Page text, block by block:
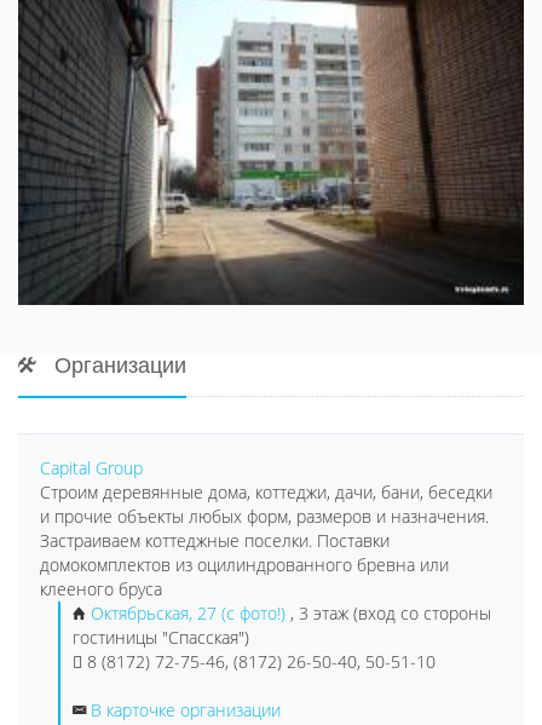
Организации
Capital Group
Строим деревянные дома, коттеджи, дачи, бани, беседки
и прочие объекты любых форм, размеров и назначения.
Застраиваем коттеджные поселки. Поставки
домокомплектов из оцилиндрованного бревна или
клееного бруса
Октябрьская, 27 (с фото!) , 3 этаж (вход со стороны
гостиницы "Спасская")
8 (8172) 72-75-46, (8172) 26-50-40, 50-51-10
В карточке организации